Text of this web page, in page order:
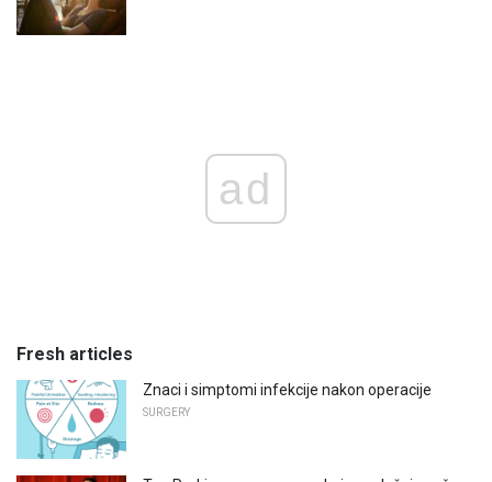
ad
Fresh articles
Znaci i simptomi infekcije nakon operacije
SURGERY